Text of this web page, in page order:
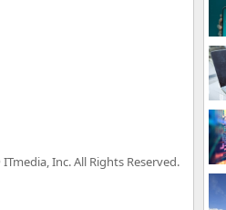
Inc. All Rights Reserved.